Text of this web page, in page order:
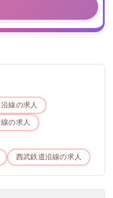
沿線の求人
の求人
西武鉄道沿線の求人